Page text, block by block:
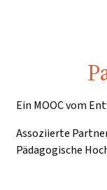
Ein MOOC vom
Assoziierte
Pädagogische